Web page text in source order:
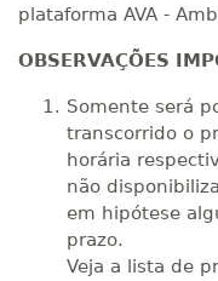
plataforma AVA -
OBSERVAÇÕES
Somente será
transcorrido o
horária
não
em hipótese
prazo.
Veja a lista de